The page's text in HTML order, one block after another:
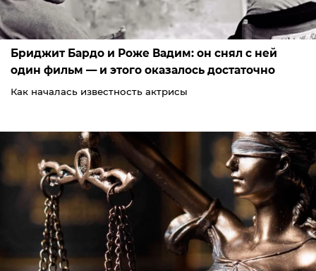
Бриджит Бардо и Роже Вадим: он снял с ней
один фильм — и этого оказалось достаточно
Как началась известность актрисы